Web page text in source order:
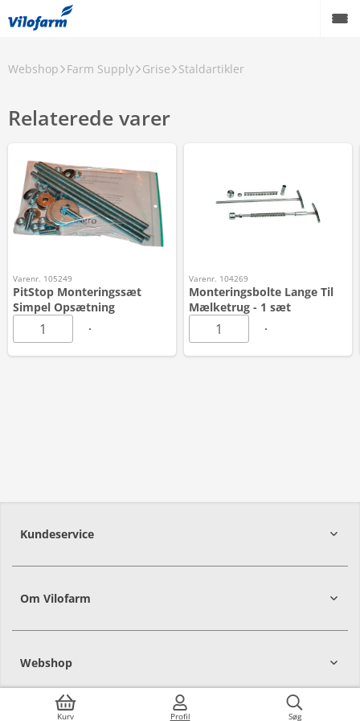
Kurv Profil Søg
Webshop Farm Supply Grise Staldartikler
Relaterede varer
Varenr. 105249
PitStop Monteringssæt
Simpel Opsætning
Varenr. 104269
Monteringsbolte Lange Til
Mælketrug - 1 sæt
Kundeservice
Om Vilofarm
Webshop